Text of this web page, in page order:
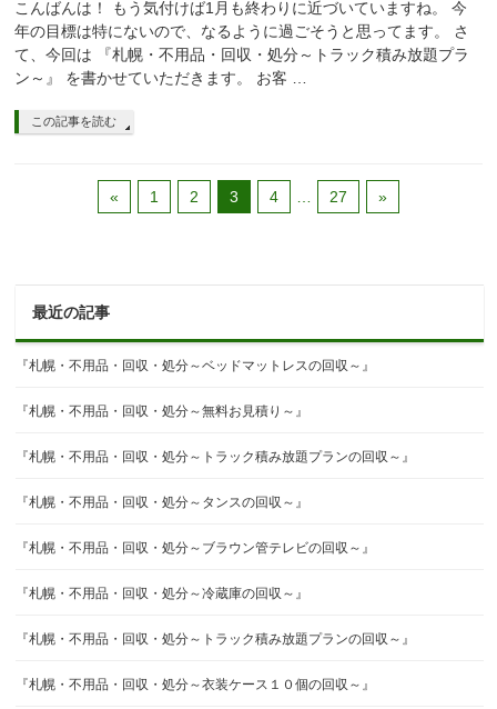
こんばんは！ もう気付けば1月も終わりに近づいていますね。 今
年の目標は特にないので、なるように過ごそうと思ってます。 さ
て、今回は 『札幌・不用品・回収・処分～トラック積み放題プラ
ン～』 を書かせていただきます。 お客 …
この記事を読む
« 1 2 3 4 27 »
最近の記事
『札幌・不用品・回収・処分～ベッドマットレスの回収～』
『札幌・不用品・回収・処分～無料お見積り～』
『札幌・不用品・回収・処分～トラック積み放題プランの回収～』
『札幌・不用品・回収・処分～タンスの回収～』
『札幌・不用品・回収・処分～ブラウン管テレビの回収～』
『札幌・不用品・回収・処分～冷蔵庫の回収～』
『札幌・不用品・回収・処分～トラック積み放題プランの回収～』
『札幌・不用品・回収・処分～衣装ケース１０個の回収～』